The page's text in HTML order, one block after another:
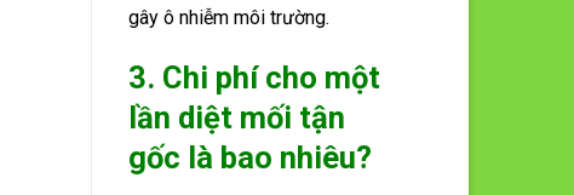
gây ô nhiễm môi trường.
3. Chi phí cho một
lần diệt mối tận
gốc là bao nhiêu?